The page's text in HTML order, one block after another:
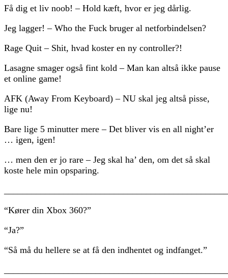
Få dig et liv noob! – Hold kæft, hvor er jeg dårlig.
Jeg lagger! – Who the Fuck bruger al netforbindelsen?
Rage Quit – Shit, hvad koster en ny controller?!
Lasagne smager også fint kold – Man kan altså ikke pause
et online game!
AFK (Away From Keyboard) – NU skal jeg altså pisse,
lige nu!
Bare lige 5 minutter mere – Det bliver vis en all night’er
… igen, igen!
… men den er jo rare – Jeg skal ha’ den, om det så skal
koste hele min opsparing.
“Kører din Xbox 360?”
“Ja?”
“Så må du hellere se at få den indhentet og indfanget.”